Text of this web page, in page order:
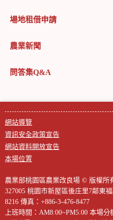
場地租借申請
農業新聞
問答集Q&A
網站導覽
資訊安全政策宣告
網站資料開放宣告
本場位置
農業部桃園區農業改良場 © 版權所
327005 桃園市新屋區後庄里7鄰東
8216 傳真：+886-3-476-8477
上班時間：AM8:00~PM5:00 本場分